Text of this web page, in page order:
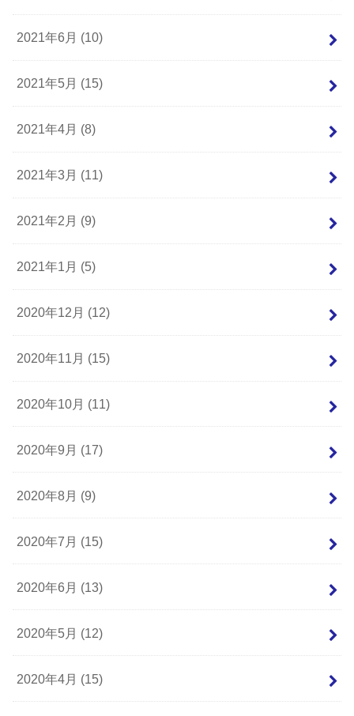
2021年6月 (10)
2021年5月 (15)
2021年4月 (8)
2021年3月 (11)
2021年2月 (9)
2021年1月 (5)
2020年12月 (12)
2020年11月 (15)
2020年10月 (11)
2020年9月 (17)
2020年8月 (9)
2020年7月 (15)
2020年6月 (13)
2020年5月 (12)
2020年4月 (15)